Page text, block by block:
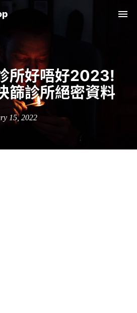
所好唔好2023!
篩診所絕密資料
15, 2022